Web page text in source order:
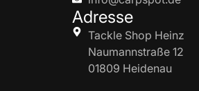
Adresse
Tackle Shop Heinz
Naumannstraße 12
01809 Heidenau